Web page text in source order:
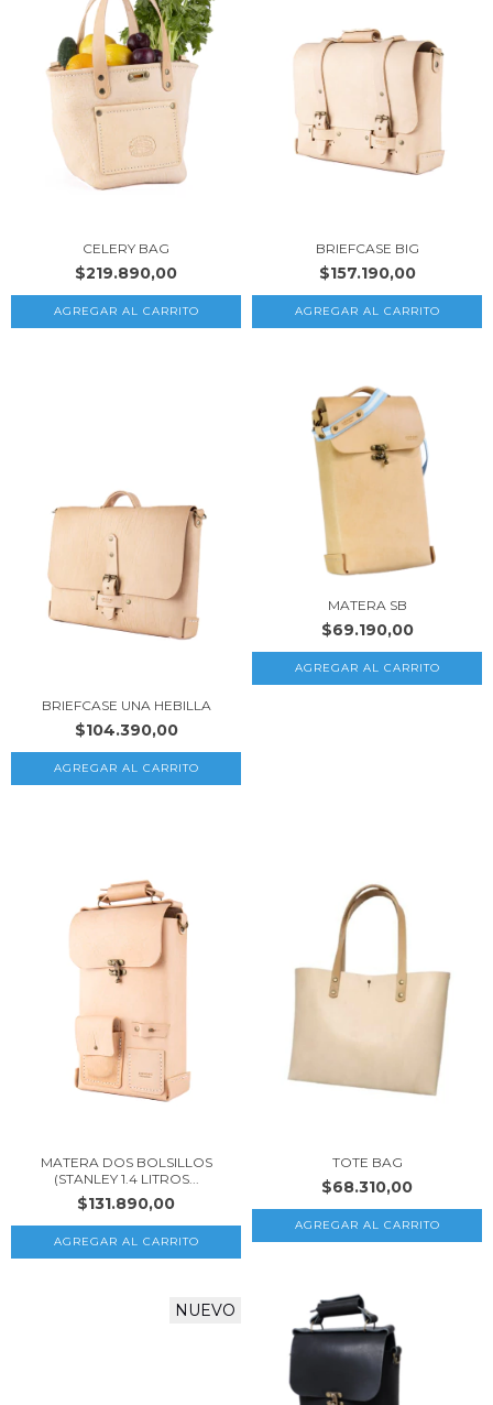
CELERY BAG
$219.890,00
BRIEFCASE BIG
$157.190,00
BRIEFCASE UNA HEBILLA
$104.390,00
MATERA SB
$69.190,00
MATERA DOS BOLSILLOS
(STANLEY 1.4 LITROS...
$131.890,00
TOTE BAG
$68.310,00
NUEVO